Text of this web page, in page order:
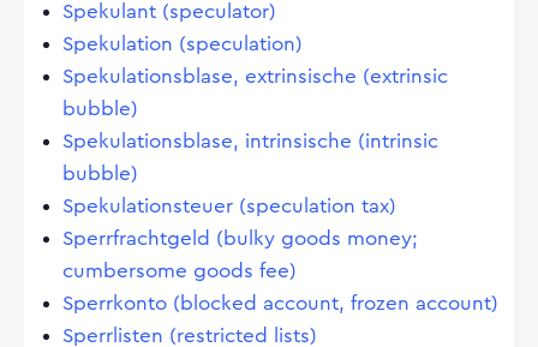
Spekulant (speculator)
Spekulation (speculation)
Spekulationsblase, extrinsische (extrinsic
bubble)
Spekulationsblase, intrinsische (intrinsic
bubble)
Spekulationsteuer (speculation tax)
Sperrfrachtgeld (bulky goods money;
cumbersome goods fee)
Sperrkonto (blocked account, frozen account)
Sperrlisten (restricted lists)